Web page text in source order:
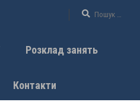
Розклад занять
Контакти